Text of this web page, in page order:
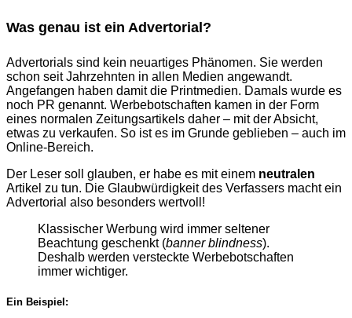
Was genau ist ein Advertorial?
Advertorials sind kein neuartiges Phänomen. Sie werden
schon seit Jahrzehnten in allen Medien angewandt.
Angefangen haben damit die Printmedien. Damals wurde es
noch PR genannt. Werbebotschaften kamen in der Form
eines normalen Zeitungsartikels daher – mit der Absicht,
etwas zu verkaufen. So ist es im Grunde geblieben – auch im
Online-Bereich.
Der Leser soll glauben, er habe es mit einem neutralen
Artikel zu tun. Die Glaubwürdigkeit des Verfassers macht ein
Advertorial also besonders wertvoll!
Klassischer Werbung wird immer seltener
Beachtung geschenkt (banner blindness).
Deshalb werden versteckte Werbebotschaften
immer wichtiger.
Ein Beispiel: